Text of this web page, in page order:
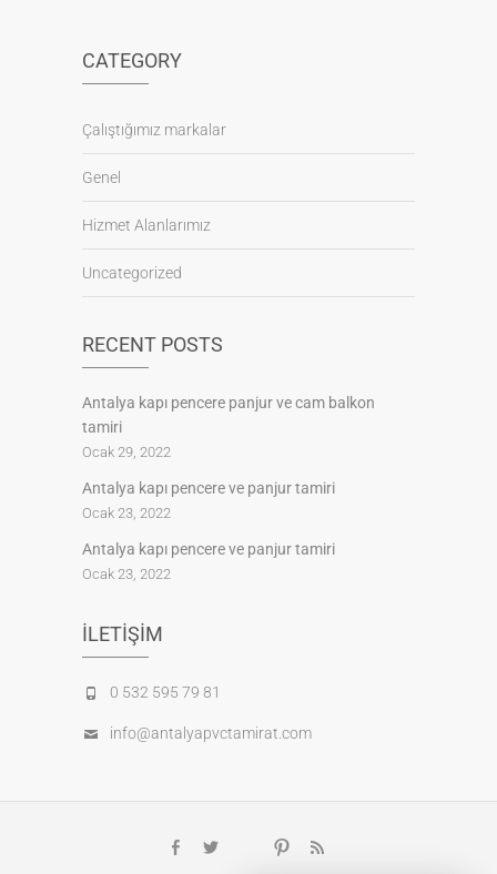
CATEGORY
Çalıştığımız markalar
Genel
Hizmet Alanlarımız
Uncategorized
RECENT POSTS
Antalya kapı pencere panjur ve cam balkon
tamiri
Ocak 29, 2022
Antalya kapı pencere ve panjur tamiri
Ocak 23, 2022
Antalya kapı pencere ve panjur tamiri
Ocak 23, 2022
İLETIŞIM
0 532 595 79 81
info@antalyapvctamirat.com
Facebook
TwitterGooglePinterest